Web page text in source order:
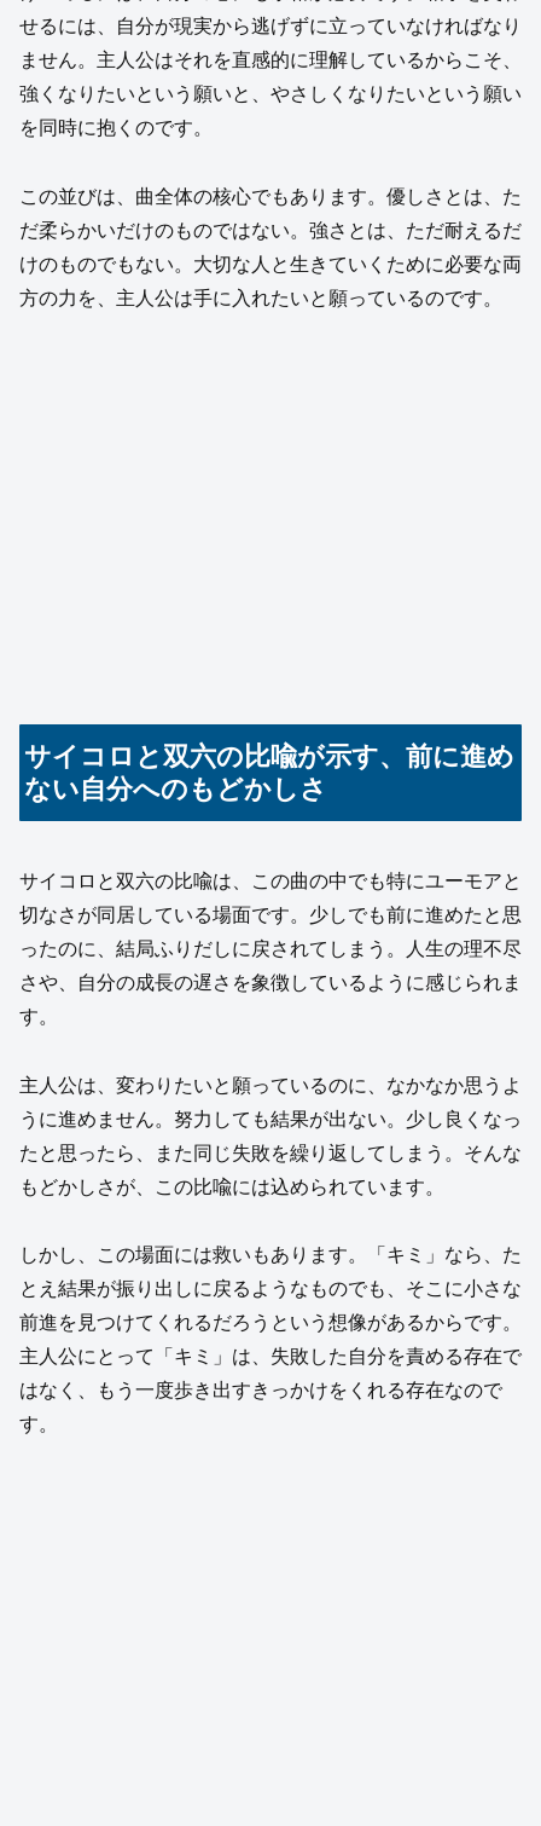
せるには、自分が現実から逃げずに立っていなければなり
ません。主人公はそれを直感的に理解しているからこそ、
強くなりたいという願いと、やさしくなりたいという願い
を同時に抱くのです。
この並びは、曲全体の核心でもあります。優しさとは、た
だ柔らかいだけのものではない。強さとは、ただ耐えるだ
けのものでもない。大切な人と生きていくために必要な両
方の力を、主人公は手に入れたいと願っているのです。
サイコロと双六の比喩が示す、前に進め
ない自分へのもどかしさ
サイコロと双六の比喩は、この曲の中でも特にユーモアと
切なさが同居している場面です。少しでも前に進めたと思
ったのに、結局ふりだしに戻されてしまう。人生の理不尽
さや、自分の成長の遅さを象徴しているように感じられま
す。
主人公は、変わりたいと願っているのに、なかなか思うよ
うに進めません。努力しても結果が出ない。少し良くなっ
たと思ったら、また同じ失敗を繰り返してしまう。そんな
もどかしさが、この比喩には込められています。
しかし、この場面には救いもあります。「キミ」なら、た
とえ結果が振り出しに戻るようなものでも、そこに小さな
前進を見つけてくれるだろうという想像があるからです。
主人公にとって「キミ」は、失敗した自分を責める存在で
はなく、もう一度歩き出すきっかけをくれる存在なので
す。